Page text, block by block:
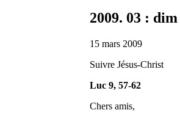
2009. 03 :
15 mars 2009
Suivre Jésus-Christ
Luc 9, 57-62
Chers amis,